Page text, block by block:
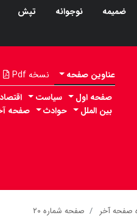
ضمیمه نوجوانه تپش
عناوین صفحه نسخه Pdf
صفحه اول سیاست
بین الملل
حوادث صفحه
صفحه آخر صفحه شماره ۲۰